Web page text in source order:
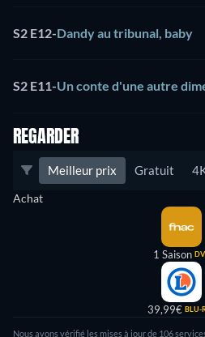
S2 E12-Dandy au tribunal, baby
S2 E11-Un conte d'une autre
REGARDER
Meilleur prix Gratuit
Achat
1 Saison
39,99€ BLU-
Nous avons vérifié les mises à jour de 106